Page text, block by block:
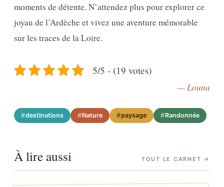
moments de détente. N’attendez plus pour explorer ce
joyau de l’Ardèche et vivez une aventure mémorable
sur les traces de la Loire.
5/5 - (19 votes)
— Louna
destinations Nature paysage Randonnée
À lire aussi TOUT LE CARNET →